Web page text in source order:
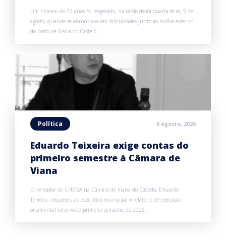
Um homem de 52 anos foi resgatado, na tarde desta quarta-feira, 5 de
agosto, quando se encontrava em dificuldades junto ao molhe exterior
do porto de Viana do Castelo.
Política 6 Agosto, 2026
Eduardo Teixeira exige contas do
primeiro semestre à Câmara de
Viana
O vereador do CHEGA na Câmara de Viana do Castelo, Eduardo
Teixeira, requereu ao executivo municipal o relatório de execução
orçamental relativo ao primeiro semestre de 2026.